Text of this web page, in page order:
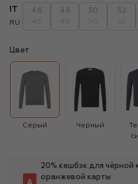
RU
Цвет
Серый Черный
20% кешбэк для чёрной
оранжевой карты